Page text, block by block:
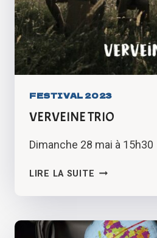
FESTIVAL 2023
VERVEINE TRIO
Dimanche 28 mai à 15h30
LIRE LA SUITE VERVEINE